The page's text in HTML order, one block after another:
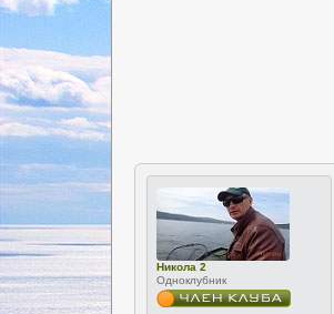
Никола 2
Одноклубник